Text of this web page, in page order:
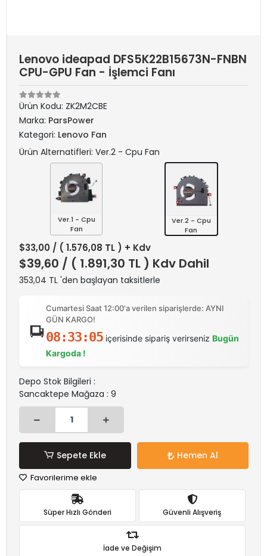
Lenovo ideapad DFS5K22B15673N-FNBN
CPU-GPU Fan - İşlemci Fanı
Ürün Kodu: ZK2M2CBE
Marka: ParsPower
Kategori: Lenovo Fan
Ürün Alternatifleri: Ver.2 - Cpu Fan
Ver.1 - Cpu
Fan
Ver.2 - Cpu
Fan
$33,00 / ( 1.576,08 TL ) + Kdv
$39,60 / ( 1.891,30 TL ) Kdv Dahil
353,04 TL 'den başlayan taksitlerle
Cumartesi Saat 12:00'a verilen siparişlerde: AYNI
GÜN KARGO!
08:33:05içerisinde sipariş verirseniz Bugün
Kargoda !
Depo Stok Bilgileri :
Sancaktepe Mağaza : 9
Sepete Ekle Hemen Al
Favorilerime ekle
Süper Hızlı Gönderi Güvenli Alışveriş
İade ve Değişim